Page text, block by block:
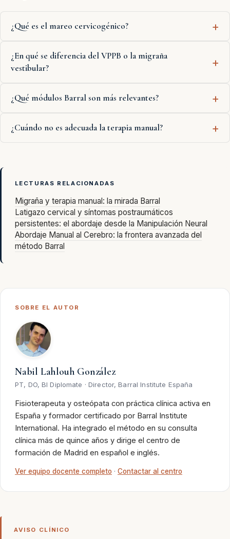
¿Qué es el mareo cervicogénico?
¿En qué se diferencia del VPPB o la migraña
vestibular?
¿Qué módulos Barral son más relevantes?
¿Cuándo no es adecuada la terapia manual?
LECTURAS RELACIONADAS
Migraña y terapia manual: la mirada Barral
Latigazo cervical y síntomas postraumáticos
persistentes: el abordaje desde la Manipulación Neural
Abordaje Manual al Cerebro: la frontera avanzada del
método Barral
SOBRE EL AUTOR
Nabil Lahlouh González
PT, DO, BI Diplomate · Director, Barral Institute España
Fisioterapeuta y osteópata con práctica clínica activa en
España y formador certificado por Barral Institute
International. Ha integrado el método en su consulta
clínica más de quince años y dirige el centro de
formación de Madrid en español e inglés.
Ver equipo docente completo · Contactar al centro
AVISO CLÍNICO